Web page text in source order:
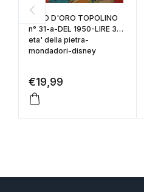
ALBO D'ORO TOPOLINO
n° 31-a-DEL 1950-LIRE 35-
eta' della pietra-
mondadori-disney
€19,99